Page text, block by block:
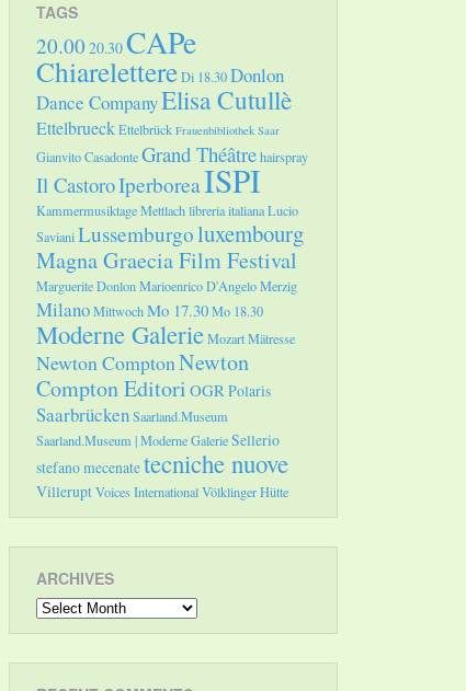
TAGS
20.00 20.30CAPe
ChiarelettereDi 18.30Donlon
Dance CompanyElisa Cutullè
EttelbrueckEttelbrück Frauenbibliothek Saar
Gianvito CasadonteGrand Théâtrehairspray
Il CastoroIperboreaISPI
Kammermusiktage Mettlachlibreria italianaLucio
SavianiLussemburgoluxembourg
Magna Graecia Film Festival
Marguerite DonlonMarioenrico D'AngeloMerzig
MilanoMittwochMo 17.30Mo 18.30
Moderne GalerieMozartMätresse
Newton ComptonNewton
Compton Editori OGRPolaris
SaarbrückenSaarland.Museum
Saarland.Museum | Moderne GalerieSellerio
stefano mecenatetecniche nuove
VilleruptVoices InternationalVölklinger Hütte
ARCHIVES
Archives